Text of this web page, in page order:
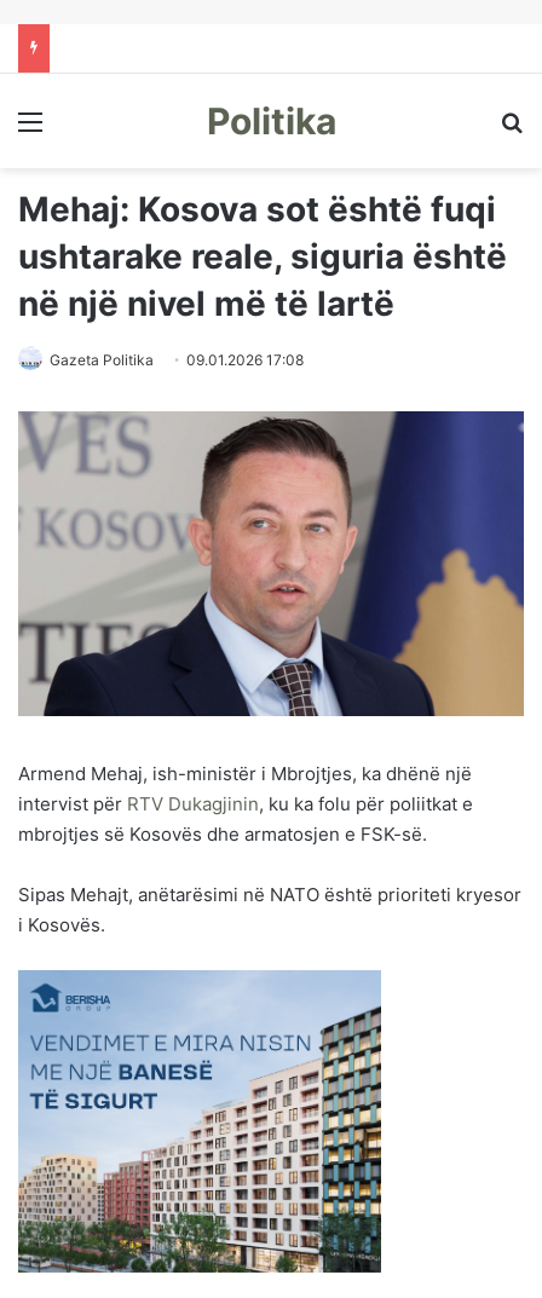
Menu Politika
Mehaj: Kosova sot është fuqi
ushtarake reale, siguria është
në një nivel më të lartë
Gazeta Politika 09.01.2026 17:08
Armend Mehaj, ish-ministër i Mbrojtjes, ka dhënë një
intervist për RTV Dukagjinin, ku ka folu për poliitkat e
mbrojtjes së Kosovës dhe armatosjen e FSK-së.
Sipas Mehajt, anëtarësimi në NATO është prioriteti kryesor
i Kosovës.